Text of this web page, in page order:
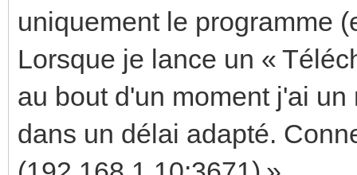
uniquement le programme
Lorsque je lance un «
au bout d'un moment j'ai un
dans un délai adapté.